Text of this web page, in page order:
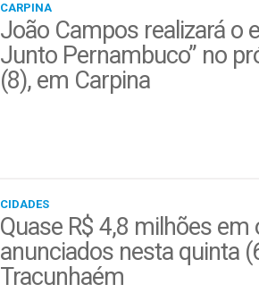
CARPINA
João Campos realizará o
Junto Pernambuco” no
(8), em Carpina
CIDADES
Quase R$ 4,8 milhões em
anunciados nesta quinta
Tracunhaém